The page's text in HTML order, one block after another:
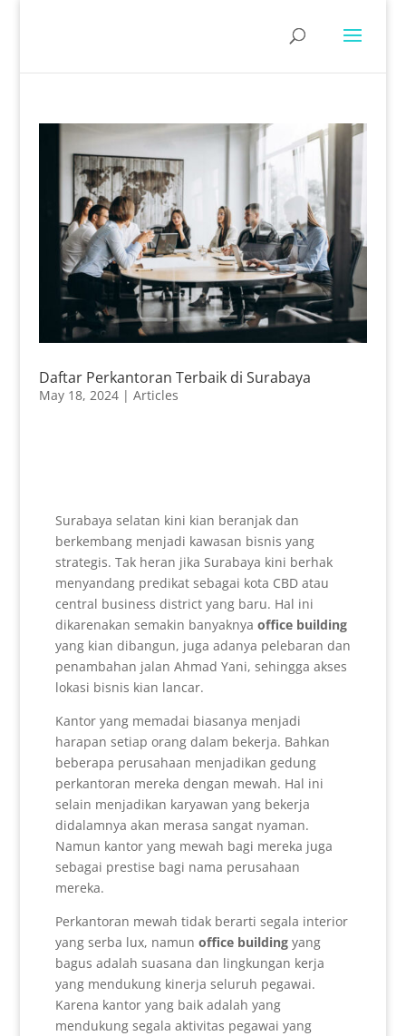
Daftar Perkantoran Terbaik di Surabaya
May 18, 2024| Articles
Surabaya selatan kini kian beranjak dan
berkembang menjadi kawasan bisnis yang
strategis. Tak heran jika Surabaya kini berhak
menyandang predikat sebagai kota CBD atau
central business district yang baru. Hal ini
dikarenakan semakin banyaknya office building
yang kian dibangun, juga adanya pelebaran dan
penambahan jalan Ahmad Yani, sehingga akses
lokasi bisnis kian lancar.
Kantor yang memadai biasanya menjadi
harapan setiap orang dalam bekerja. Bahkan
beberapa perusahaan menjadikan gedung
perkantoran mereka dengan mewah. Hal ini
selain menjadikan karyawan yang bekerja
didalamnya akan merasa sangat nyaman.
Namun kantor yang mewah bagi mereka juga
sebagai prestise bagi nama perusahaan
mereka.
Perkantoran mewah tidak berarti segala interior
yang serba lux, namun office buildingyang
bagus adalah suasana dan lingkungan kerja
yang mendukung kinerja seluruh pegawai.
Karena kantor yang baik adalah yang
mendukung segala aktivitas pegawai yang